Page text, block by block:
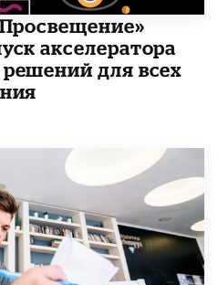
акселератора
для всех